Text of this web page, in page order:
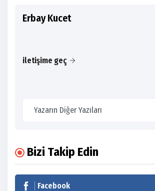
Erbay Kucet
iletişime geç
Bizi Takip Edin
Facebook